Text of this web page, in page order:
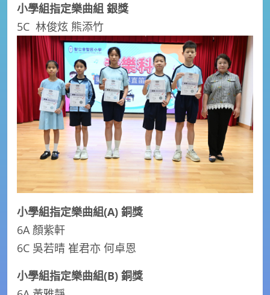
小學組指定樂曲組 銀獎
5C 林俊炫 熊添竹
小學組指定樂曲組(A) 銅獎
6A 顏紫軒
6C 吳若晴 崔君亦 何卓恩
小學組指定樂曲組(B) 銅獎